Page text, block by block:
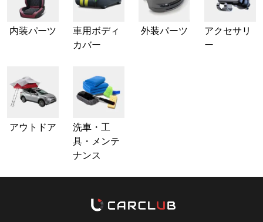
内装パーツ
車用ボディ
カバー
外装パーツ
アクセサリ
ー
アウトドア
洗車・工
具・メンテ
ナンス